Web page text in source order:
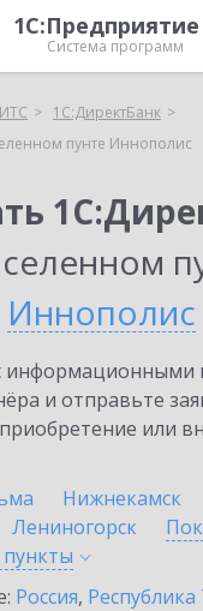
1С:Предприятие
Система программ
1С:ДиректБанк
пунте Иннополис
Иннополис
информационными
и отправьте
или
Нижнекамск
Лениногорск
пункты
Россия,